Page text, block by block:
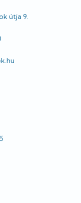
útja 9.